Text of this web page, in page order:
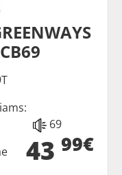
69
43 99€